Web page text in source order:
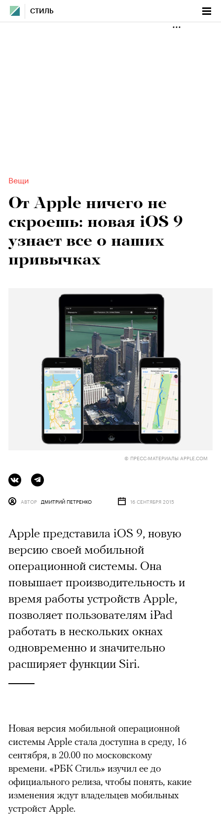
СТИЛЬ
Вещи
От Apple ничего не
скроешь: новая iOS 9
узнает все о наших
привычках
© ПРЕСС-МАТЕРИАЛЫ APPLE.COM
АВТОР ДМИТРИЙ ПЕТРЕНКО 16 СЕНТЯБРЯ 2015
Apple представила iOS 9, новую
версию своей мобильной
операционной системы. Она
повышает производительность и
время работы устройств Apple,
позволяет пользователям iPad
работать в нескольких окнах
одновременно и значительно
расширяет функции Siri.
Новая версия мобильной операционной
системы Apple стала доступна в среду, 16
сентября, в 20.00 по московскому
времени. «РБК Стиль» изучил ее до
официального релиза, чтобы понять, какие
изменения ждут владельцев мобильных
устройст Apple.